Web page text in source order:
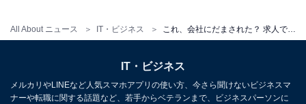
All About ニュース IT・ビジネス これ、会社にだまされた？ 求人では“ボーナス5カ月分”だったのに夏ボーナスが「2カ月分」しかないワケ
IT・ビジネス
メルカリやLINEなど人気スマホアプリの使い方、今さら聞けないビジネスマ
ナーや転職に関する話題など、若手からベテランまで、ビジネスパーソンに